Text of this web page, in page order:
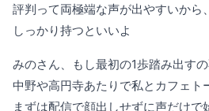
評判って両極端な声が出やすいから
しっかり持つといいよ
みのさん、もし最初の1歩踏み出す
中野や高円寺あたりで私とカフェト
まずは配信で顔出しせずに声だけで